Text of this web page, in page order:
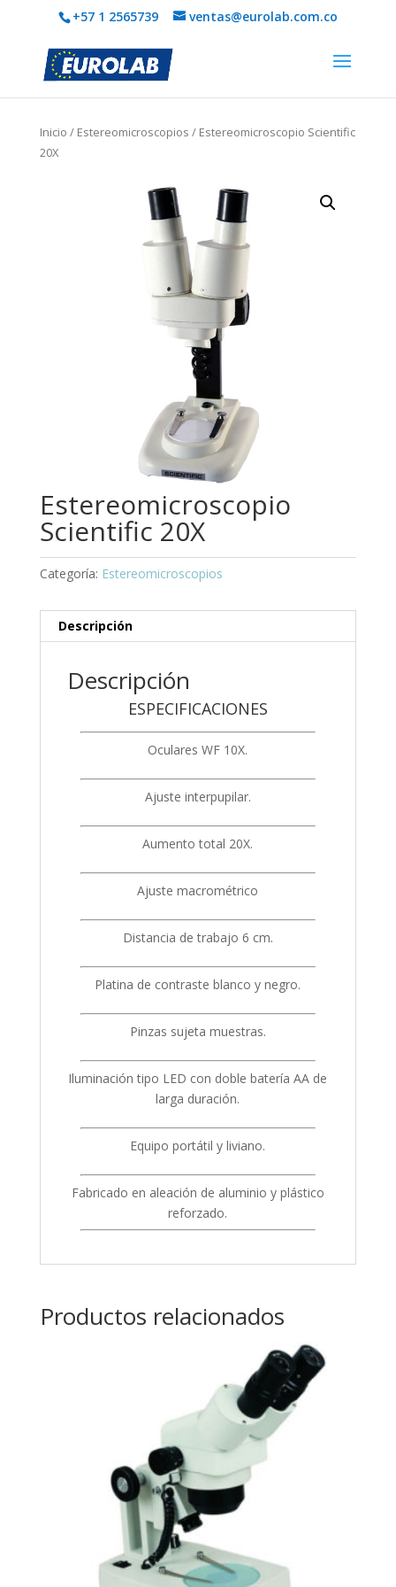
+57 1 2565739 ventas@eurolab.com.co
Inicio / Estereomicroscopios / Estereomicroscopio Scientific
20X
Estereomicroscopio
Scientific 20X
Categoría: Estereomicroscopios
Descripción
Descripción
ESPECIFICACIONES
Oculares WF 10X.
Ajuste interpupilar.
Aumento total 20X.
Ajuste macrométrico
Distancia de trabajo 6 cm.
Platina de contraste blanco y negro.
Pinzas sujeta muestras.
Iluminación tipo LED con doble batería AA de
larga duración.
Equipo portátil y liviano.
Fabricado en aleación de aluminio y plástico
reforzado.
Productos relacionados